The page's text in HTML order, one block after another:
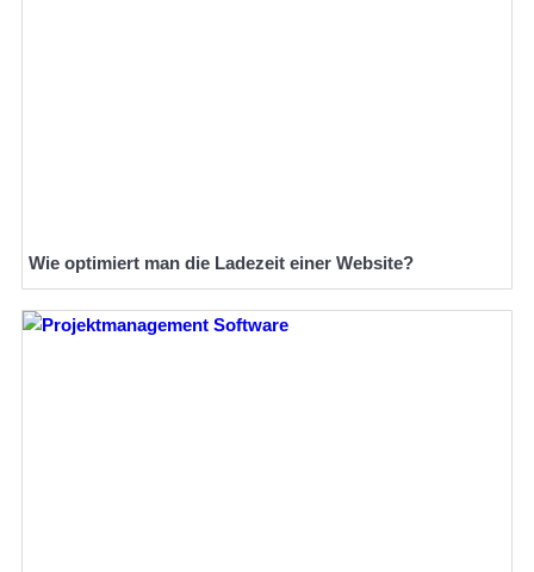
Wie optimiert man die Ladezeit einer Website?